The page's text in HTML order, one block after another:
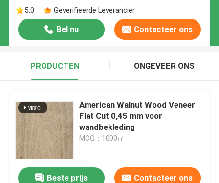
5.0
Geverifieerde Leverancier
Bel nu Contacteer ons
PRODUCTEN ONGEVEER ONS
American Walnut Wood Veneer
Flat Cut 0,45 mm voor
wandbekleding
MOQ：1000㎡
Beste prijs Contacteer ons